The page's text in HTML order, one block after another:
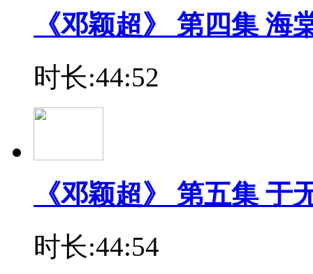
《邓颖超》 第四集 海
时长:44:52
《邓颖超》 第五集 于
时长:44:54